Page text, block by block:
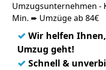
Umzugsunternehmen -
Min. ➨ Umzüge ab 84€
✓ Wir helfen
Umzug geht!
✓ Schnell &